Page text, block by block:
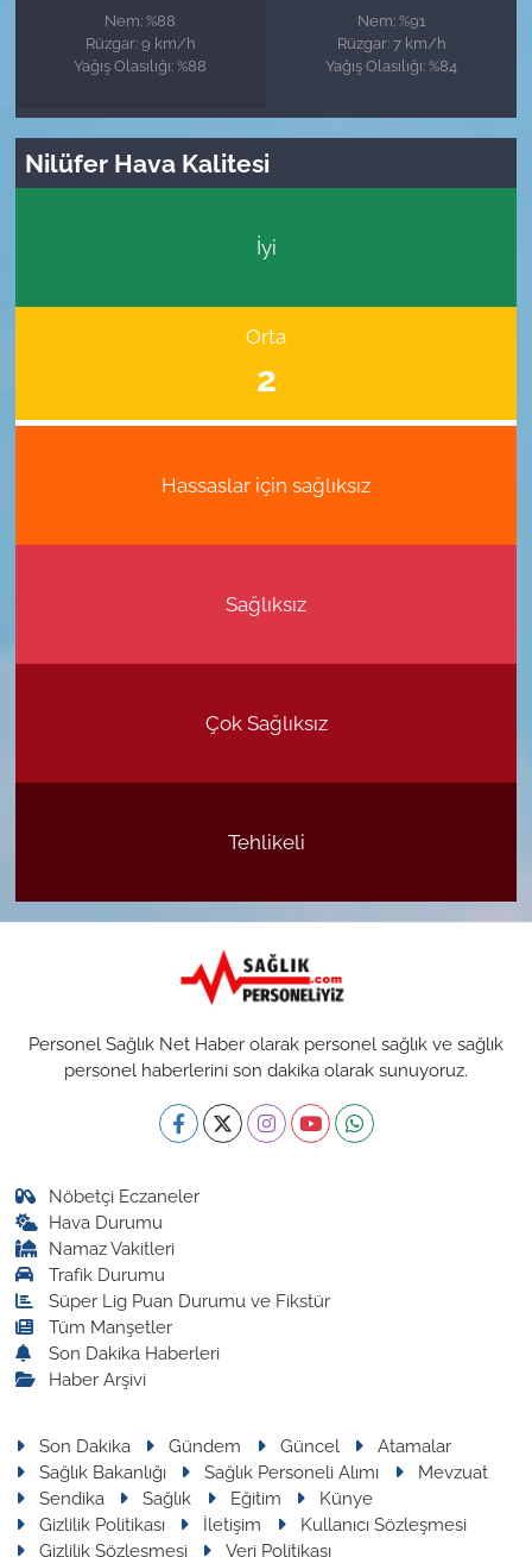
Nem: %88
Rüzgar: 9 km/h
Yağış Olasılığı: %88
Nem: %91
Rüzgar: 7 km/h
Yağış Olasılığı: %84
Nilüfer Hava Kalitesi
İyi
Orta
2
Hassaslar için sağlıksız
Sağlıksız
Çok Sağlıksız
Tehlikeli
Personel Sağlık Net Haber olarak personel sağlık ve sağlık
personel haberlerini son dakika olarak sunuyoruz.
Nöbetçi Eczaneler
Hava Durumu
Namaz Vakitleri
Trafik Durumu
Süper Lig Puan Durumu ve Fikstür
Tüm Manşetler
Son Dakika Haberleri
Haber Arşivi
Son Dakika Gündem Güncel
Atamalar
Sağlık Bakanlığı
Sağlık Personeli Alımı
Mevzuat
Sendika
Sağlık Eğitim
Künye
Gizlilik Politikası
İletişim
Kullanıcı Sözleşmesi
Gizlilik Sözleşmesi
Veri Politikası